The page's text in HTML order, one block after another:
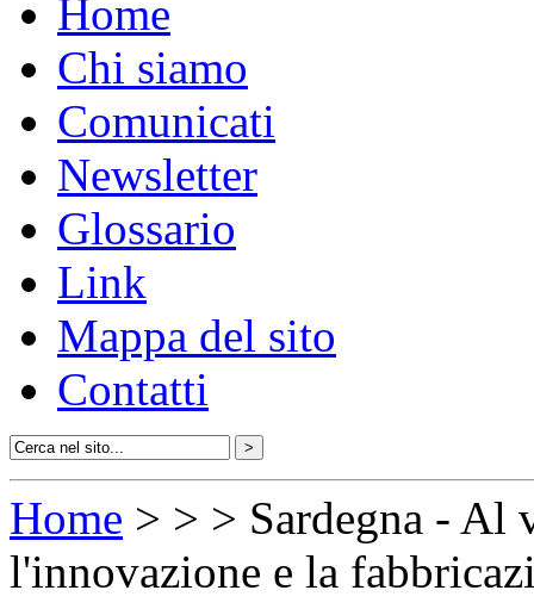
Home
Chi siamo
Comunicati
Newsletter
Glossario
Link
Mappa del sito
Contatti
Home > > > Sardegna -
l'innovazione e la